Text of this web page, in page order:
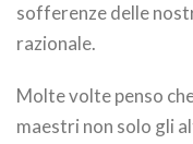
sofferenze delle
razionale.
Molte volte penso
maestri non solo gli